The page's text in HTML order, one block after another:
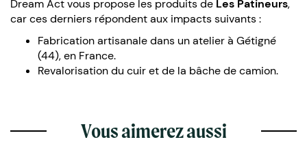
Dream Act vous propose les produits de Les Patineurs,
car ces derniers répondent aux impacts suivants :
Fabrication artisanale dans un atelier à Gétigné
(44), en France.
Revalorisation du cuir et de la bâche de camion.
Vous aimerez aussi